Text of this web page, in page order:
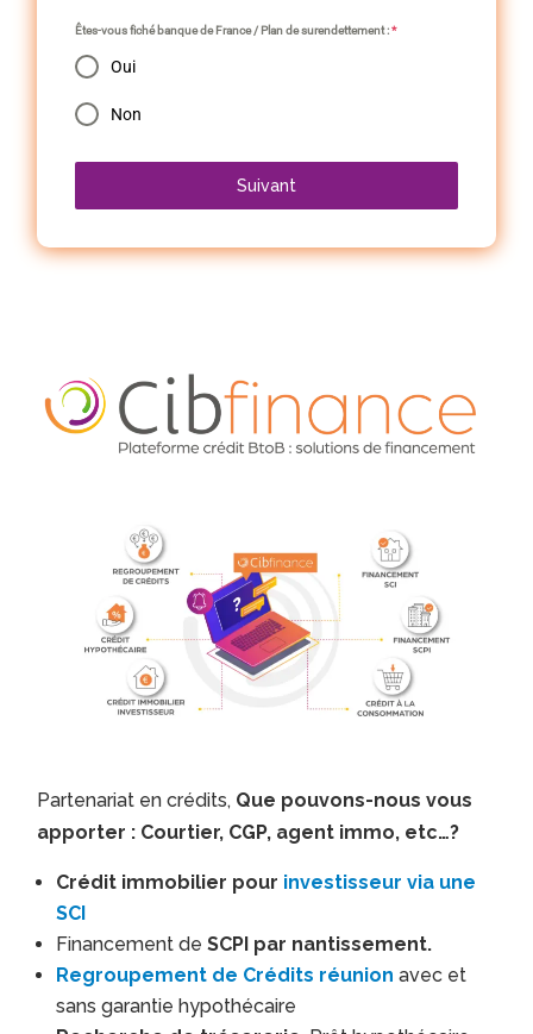
Êtes-vous fiché banque de France / Plan de surendettement :*
Oui
Non
Suivant
Partenariat en crédits, Que pouvons-nous vous
apporter : Courtier, CGP, agent immo, etc…?
Crédit immobilier pour investisseur via une
SCI
Financement deSCPI par nantissement.
Regroupement de Crédits réunionavec et
sans garantie hypothécaire